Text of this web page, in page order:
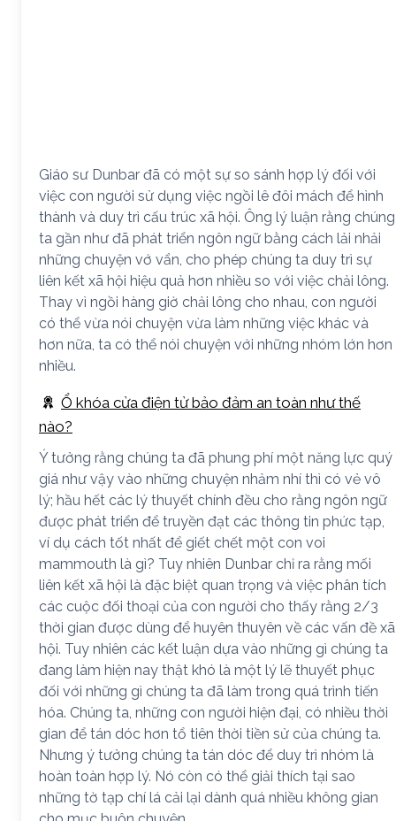
Giáo sư Dunbar đã có một sự so sánh hợp lý đối với
việc con người sử dụng việc ngồi lê đôi mách để hình
thành và duy trì cấu trúc xã hội. Ông lý luận rằng chúng
ta gần như đã phát triển ngôn ngữ bằng cách lải nhải
những chuyện vớ vẩn, cho phép chúng ta duy trì sự
liên kết xã hội hiệu quả hơn nhiều so với việc chải lông.
Thay vì ngồi hàng giờ chải lông cho nhau, con người
có thể vừa nói chuyện vừa làm những việc khác và
hơn nữa, ta có thể nói chuyện với những nhóm lớn hơn
nhiều.
Ổ khóa cửa điện tử bảo đảm an toàn như thế
nào?
Ý tưởng rằng chúng ta đã phung phí một năng lực quý
giá như vậy vào những chuyện nhảm nhí thì có vẻ vô
lý; hầu hết các lý thuyết chính đều cho rằng ngôn ngữ
được phát triển để truyền đạt các thông tin phức tạp,
ví dụ cách tốt nhất để giết chết một con voi
mammouth là gì? Tuy nhiên Dunbar chỉ ra rằng mối
liên kết xã hội là đặc biệt quan trọng và việc phân tích
các cuộc đối thoại của con người cho thấy rằng 2/3
thời gian được dùng để huyên thuyên về các vấn đề xã
hội. Tuy nhiên các kết luận dựa vào những gì chúng ta
đang làm hiện nay thật khó là một lý lẽ thuyết phục
đối với những gì chúng ta đã làm trong quá trình tiến
hóa. Chúng ta, những con người hiện đại, có nhiều thời
gian để tán dóc hơn tổ tiên thời tiền sử của chúng ta.
Nhưng ý tưởng chúng ta tán dóc để duy trì nhóm là
hoàn toàn hợp lý. Nó còn có thể giải thích tại sao
những tờ tạp chí lá cải lại dành quá nhiều không gian